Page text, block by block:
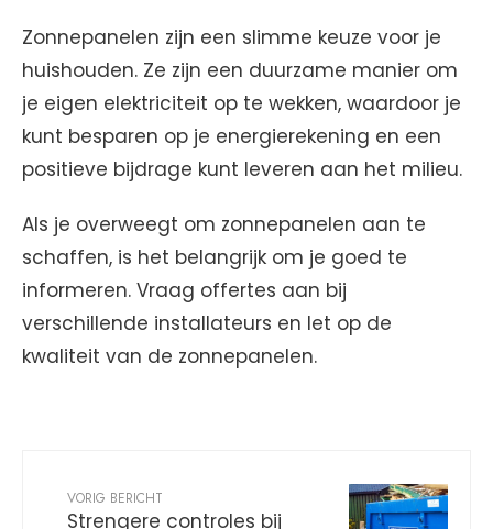
Zonnepanelen zijn een slimme keuze voor je
huishouden. Ze zijn een duurzame manier om
je eigen elektriciteit op te wekken, waardoor je
kunt besparen op je energierekening en een
positieve bijdrage kunt leveren aan het milieu.
Als je overweegt om zonnepanelen aan te
schaffen, is het belangrijk om je goed te
informeren. Vraag offertes aan bij
verschillende installateurs en let op de
kwaliteit van de zonnepanelen.
VORIG BERICHT
Strengere controles bij